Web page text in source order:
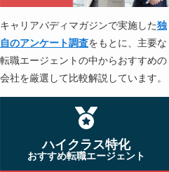
キャリアバディマガジンで実施した独
自のアンケート調査をもとに、主要な
転職エージェントの中からおすすめの
会社を厳選して比較解説しています。
ハイクラス特化
おすすめ転職エージェント